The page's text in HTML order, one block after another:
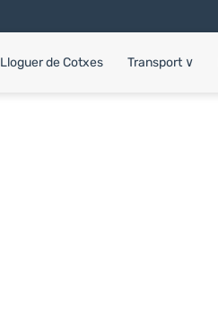
Lloguer de Cotxes Transport ∨